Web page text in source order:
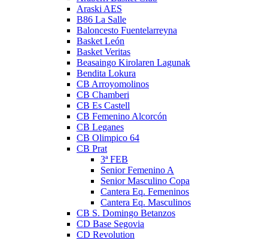
Araski AES
B86 La Salle
Baloncesto Fuentelarreyna
Basket León
Basket Veritas
Beasaingo Kirolaren Lagunak
Bendita Lokura
CB Arroyomolinos
CB Chamberi
CB Es Castell
CB Femenino Alcorcón
CB Leganes
CB Olimpico 64
CB Prat
3ª FEB
Senior Femenino A
Senior Masculino Copa
Cantera Eq. Femeninos
Cantera Eq. Masculinos
CB S. Domingo Betanzos
CD Base Segovia
CD Revolution